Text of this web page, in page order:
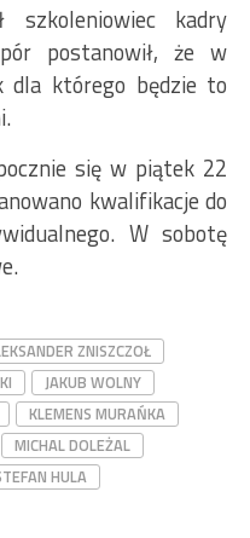
szkoleniowiec kadry
postanowił, że w
dla którego będzie to
się w piątek 22
kwalifikacje do
W sobotę
ZNISZCZOŁ
JAKUB WOLNY
KLEMENS MURAŃKA
MICHAL DOLEŻAL
HULA